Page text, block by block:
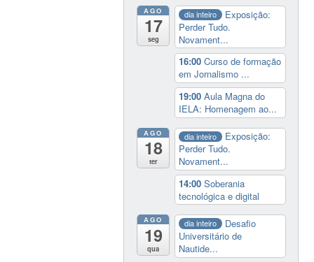
AGO
17
seg
dia inteiro
Exposição:
Perder Tudo.
Novament...
16:00Curso de formação
em Jornalismo ...
19:00Aula Magna do
IELA: Homenagem ao...
AGO
18
ter
dia inteiro
Exposição:
Perder Tudo.
Novament...
14:00Soberania
tecnológica e digital
AGO
19
qua
dia inteiro
Desafio
Universitário de
Nautide...